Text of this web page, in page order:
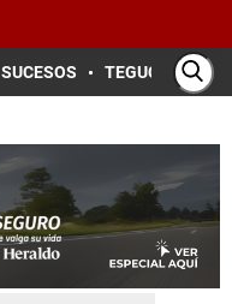
SUCESOS TEGUCIGALPA